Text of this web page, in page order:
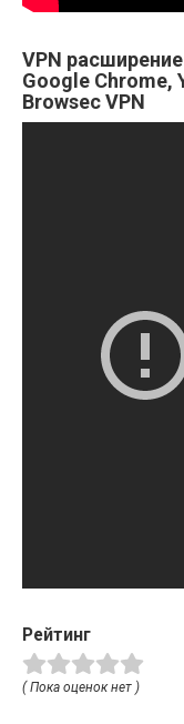
VPN
Google Chrome,
Browsec VPN
Рейтинг
( Пока оценок нет )